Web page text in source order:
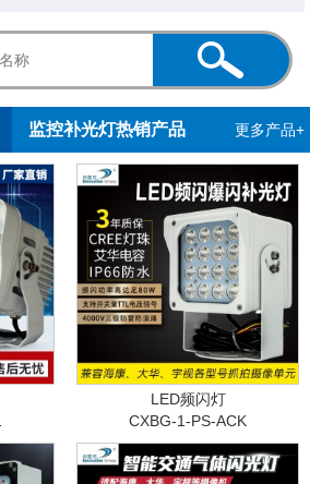
监控补光灯热销产品 更多产品+
LED频闪灯
CXBG-1-PS-ACK